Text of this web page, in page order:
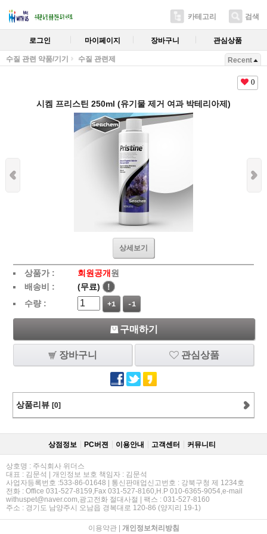
카테고리 검색
로그인 마이페이지 장바구니 관심상품
수질 관련 약품/기기 수질 관련제 Recent
0
시켐 프리스틴 250ml (유기물 제거 여과 박테리아제)
상세보기
상품가 : 회원공개 원
배송비 :
(무료)
!
수량 :
+1 -1
구매하기
장바구니 관심상품
상품리뷰 [0]
상점정보 PC버젼 이용안내 고객센터 커뮤니티
상호명 : 주식회사 위더스
대표 : 김문석 | 개인정보 보호 책임자 : 김문석
사업자등록번호 :533-86-01648 | 통신판매업신고번호 : 강북구청 제 1234호
전화 : Office 031-527-8159,Fax 031-527-8160,H.P 010-6365-9054,e-mail
withuspet@naver.com,광고전화 절대사절 | 팩스 : 031-527-8160
주소 : 경기도 남양주시 오남읍 경복대로 120-86 (양지리 19-1)
이용약관| 개인정보처리방침